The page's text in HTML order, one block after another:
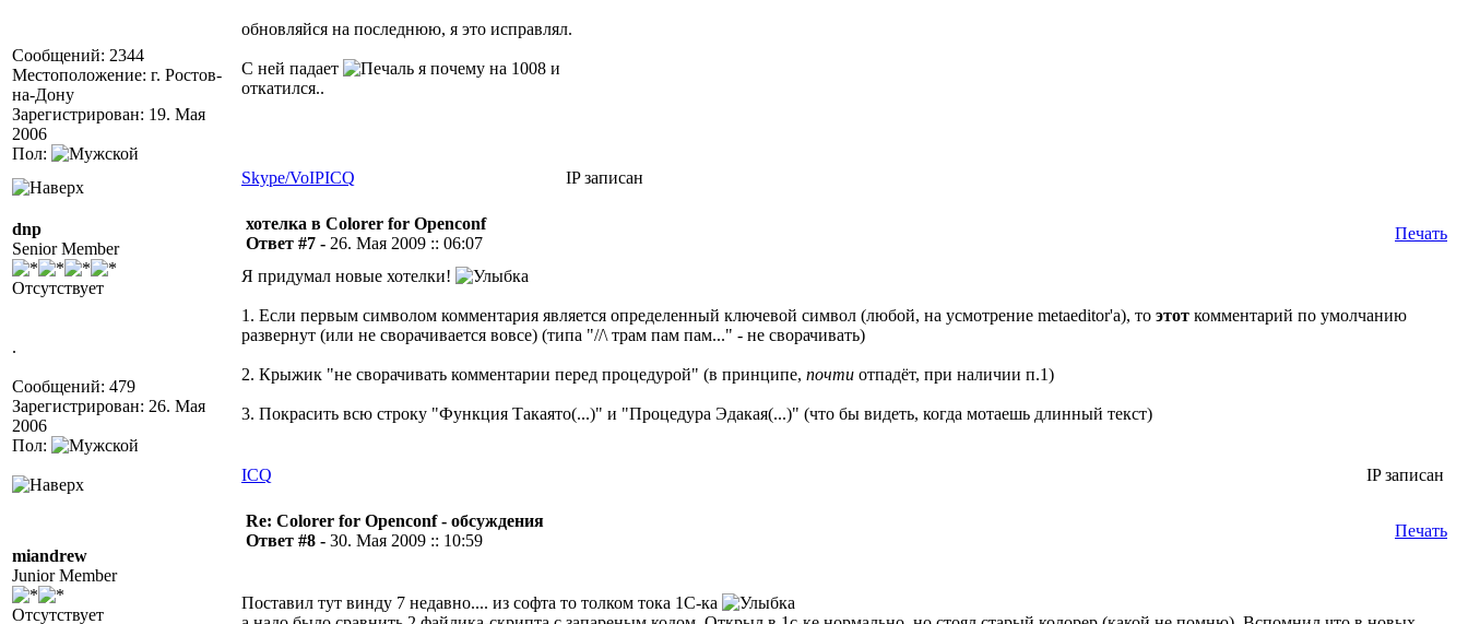
Сообщений: 2344
Местоположение: г. Ростов-
на-Дону
Зарегистрирован: 19. Мая
2006
Пол:
обновляйся на последнюю, я это исправлял.
С ней падает
я почему на 1008 и
откатился..
Skype/VoIPICQ IP записан
dnp
Senior Member
Отсутствует
.
Сообщений: 479
Зарегистрирован: 26. Мая
2006
Пол:
хотелка в Colorer for Openconf
Ответ #7 - 26. Мая 2009 :: 06:07
Печать
Я придумал новые хотелки!
1. Если первым символом комментария является определенный ключевой символ (любой, на усмотрение metaeditor'a), то этот комментарий по умолчанию
развернут (или не сворачивается вовсе) (типа "//\ трам пам пам..." - не сворачивать)
2. Крыжик "не сворачивать комментарии перед процедурой" (в принципе, почти отпадёт, при наличии п.1)
3. Покрасить всю строку "Функция Такаято(...)" и "Процедура Эдакая(...)" (что бы видеть, когда мотаешь длинный текст)
ICQ IP записан
miandrew
Junior Member
Отсутствует
Re: Colorer for Openconf - обсуждения
Ответ #8 - 30. Мая 2009 :: 10:59
Печать
Поставил тут винду 7 недавно.... из софта то толком тока 1С-ка